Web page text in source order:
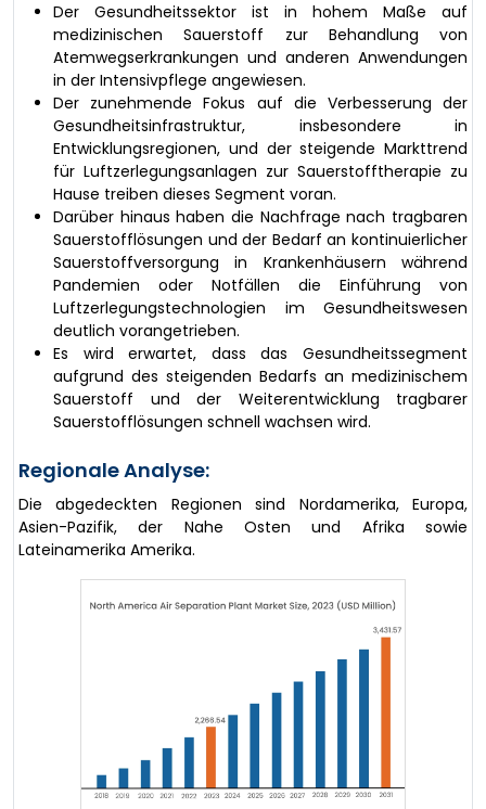
Der Gesundheitssektor ist in hohem Maße auf
medizinischen Sauerstoff zur Behandlung von
Atemwegserkrankungen und anderen Anwendungen
in der Intensivpflege angewiesen.
Der zunehmende Fokus auf die Verbesserung der
Gesundheitsinfrastruktur, insbesondere in
Entwicklungsregionen, und der steigende Markttrend
für Luftzerlegungsanlagen zur Sauerstofftherapie zu
Hause treiben dieses Segment voran.
Darüber hinaus haben die Nachfrage nach tragbaren
Sauerstofflösungen und der Bedarf an kontinuierlicher
Sauerstoffversorgung in Krankenhäusern während
Pandemien oder Notfällen die Einführung von
Luftzerlegungstechnologien im Gesundheitswesen
deutlich vorangetrieben.
Es wird erwartet, dass das Gesundheitssegment
aufgrund des steigenden Bedarfs an medizinischem
Sauerstoff und der Weiterentwicklung tragbarer
Sauerstofflösungen schnell wachsen wird.
Regionale Analyse:
Die abgedeckten Regionen sind Nordamerika, Europa,
Asien-Pazifik, der Nahe Osten und Afrika sowie
Lateinamerika Amerika.